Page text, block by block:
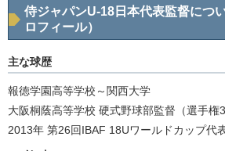
侍ジャパンU-18日本代表監督につ
ロフィール）
主な球歴
報徳学園高等学校～関西大学
大阪桐蔭高等学校 硬式野球部監督（選手
2013年 第26回IBAF 18Uワールドカップ代